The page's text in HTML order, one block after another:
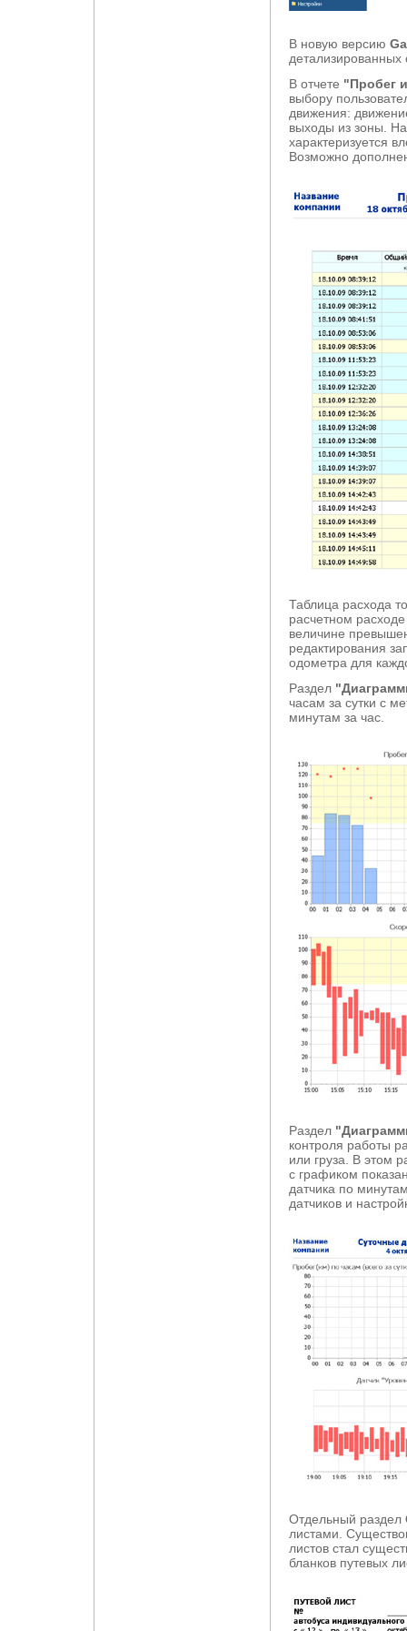
В новую версию
детализированных
В отчете "Пробег
выбору
движения:
выходы из зоны.
характеризуется
Возможно
Таблица расхода
расчетном
величине
редактирования
одометра для
Раздел
часам за сутки с
минутам за час.
Раздел
контроля работы
или груза. В этом
с графиком
датчика по
датчиков и
Отдельный раздел
листами.
листов стал
бланков путевых